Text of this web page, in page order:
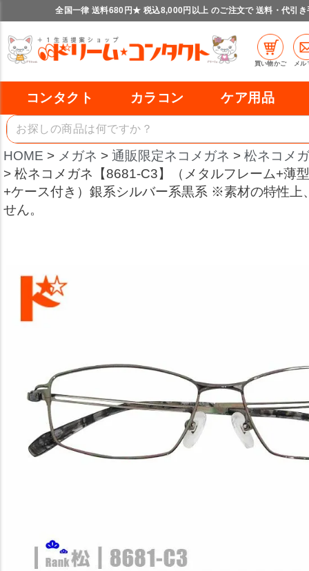
全国一律 送料680円★ 税込8,000円以上 のご注文で 送料・代引き
買い物かご メル
コンタクト カラコン ケア用品
HOME メガネ 通販限定ネコメガネ
松ネコメ
松ネコメガネ【8681-C3】（メタルフレーム+薄
+ケース付き）銀系シルバー系黒系 ※素材の特性上
せん。